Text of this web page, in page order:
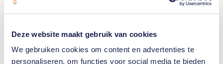
Deze website maakt gebruik van cookies
We gebruiken cookies om content en advertenties te
personaliseren, om functies voor social media te bieden